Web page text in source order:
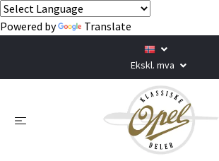
Powered by Translate
Ekskl. mva